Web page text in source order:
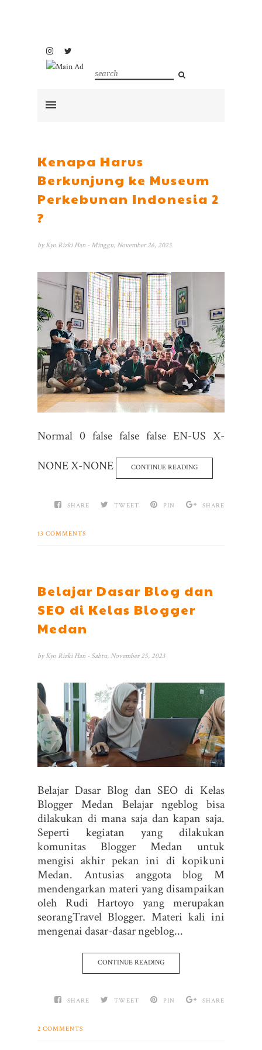
Kenapa Harus
Berkunjung ke Museum
Perkebunan Indonesia 2
?
by Kyo Rizki Han - Minggu, November 26, 2023
Normal 0 false false false EN-US X-
NONE X-NONE
CONTINUE READING
SHARE TWEET PIN SHARE
13 COMMENTS
Belajar Dasar Blog dan
SEO di Kelas Blogger
Medan
by Kyo Rizki Han - Sabtu, November 25, 2023
Belajar Dasar Blog dan SEO di Kelas
Blogger Medan Belajar ngeblog bisa
dilakukan di mana saja dan kapan saja.
Seperti kegiatan yang dilakukan
komunitas Blogger Medan untuk
mengisi akhir pekan ini di kopikuni
Medan. Antusias anggota blog M
mendengarkan materi yang disampaikan
oleh Rudi Hartoyo yang merupakan
seorangTravel Blogger. Materi kali ini
mengenai dasar-dasar ngeblog...
CONTINUE READING
SHARE TWEET PIN SHARE
2 COMMENTS